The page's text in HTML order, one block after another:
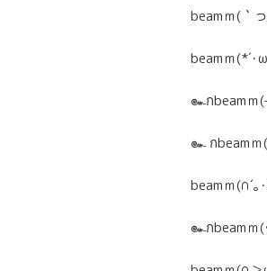
beamｍ(｀
beamｍ(*´･
๛กbeamｍ
๛ กbeamｍ
beamｍ(∩´
๛กbeamｍ